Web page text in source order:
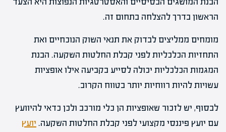
הראשון בדרך להצלחה בתחום זה.
מומחים ממליצים לבדוק את תנאי השוק הנוכחיים ואת
התחזיות הכלכליות לפני קבלת החלטות השקעה. הבנת
המגמות הכלכליות יכולה לסייע בקביעה אילו אופציות
עשויות להיות רווחיות יותר בטווח הקרוב.
לבסוף, יש לזכור שאופציות הן כלי מורכב ולכן כדאי להיוועץ
עם יועץ פיננסי מקצועי לפני קבלת החלטות השקעה. יועץ